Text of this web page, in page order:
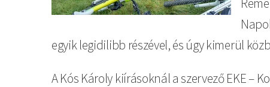
egyik legidilibb részével, és úgy kimerül
A Kós Károly kiírásoknál a szervező EKE –